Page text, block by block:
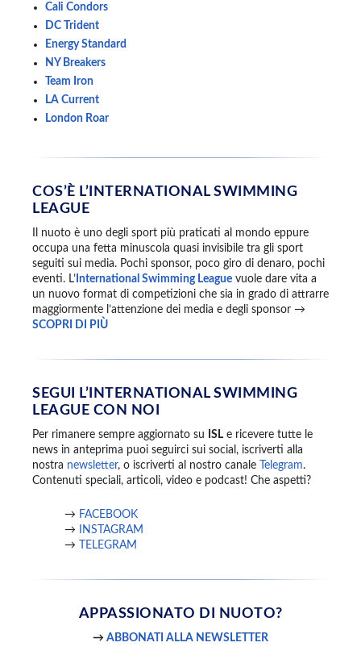
Cali Condors
DC Trident
Energy Standard
NY Breakers
Team Iron
LA Current
London Roar
COS’È L’INTERNATIONAL SWIMMING
LEAGUE
Il nuoto è uno degli sport più praticati al mondo eppure
occupa una fetta minuscola quasi invisibile tra gli sport
seguiti sui media. Pochi sponsor, poco giro di denaro, pochi
eventi. L’ International Swimming League vuole dare vita a
un nuovo format di competizioni che sia in grado di attrarre
maggiormente l’attenzione dei media e degli sponsor →
SCOPRI DI PIÙ
SEGUI L’INTERNATIONAL SWIMMING
LEAGUE CON NOI
Per rimanere sempre aggiornato su ISL e ricevere tutte le
news in anteprima puoi seguirci sui social, iscriverti alla
nostra newsletter, o iscriverti al nostro canale Telegram.
Contenuti speciali, articoli, video e podcast! Che aspetti?
→ FACEBOOK
→ INSTAGRAM
→
TELEGRAM
APPASSIONATO DI NUOTO?
→ ABBONATI ALLA NEWSLETTER